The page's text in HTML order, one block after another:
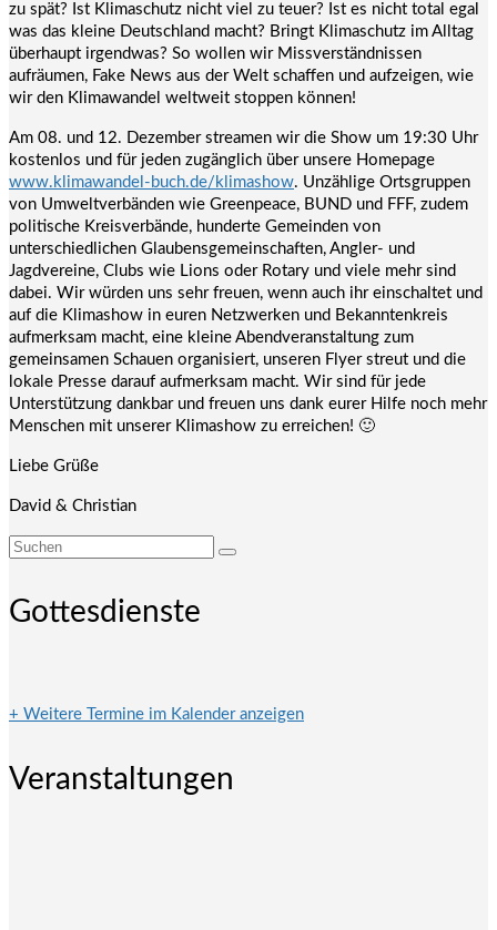
zu spät? Ist Klimaschutz nicht viel zu teuer? Ist es nicht total egal
was das kleine Deutschland macht? Bringt Klimaschutz im Alltag
überhaupt irgendwas? So wollen wir Missverständnissen
aufräumen, Fake News aus der Welt schaffen und aufzeigen, wie
wir den Klimawandel weltweit stoppen können!
Am 08. und 12. Dezember streamen wir die Show um 19:30 Uhr
kostenlos und für jeden zugänglich über unsere Homepage
www.klimawandel-buch.de/klimashow. Unzählige Ortsgruppen
von Umweltverbänden wie Greenpeace, BUND und FFF, zudem
politische Kreisverbände, hunderte Gemeinden von
unterschiedlichen Glaubensgemeinschaften, Angler- und
Jagdvereine, Clubs wie Lions oder Rotary und viele mehr sind
dabei. Wir würden uns sehr freuen, wenn auch ihr einschaltet und
auf die Klimashow in euren Netzwerken und Bekanntenkreis
aufmerksam macht, eine kleine Abendveranstaltung zum
gemeinsamen Schauen organisiert, unseren Flyer streut und die
lokale Presse darauf aufmerksam macht. Wir sind für jede
Unterstützung dankbar und freuen uns dank eurer Hilfe noch mehr
Menschen mit unserer Klimashow zu erreichen! 🙂
Liebe Grüße
David & Christian
Suchen
Gottesdienste
+ Weitere Termine im Kalender anzeigen
Veranstaltungen